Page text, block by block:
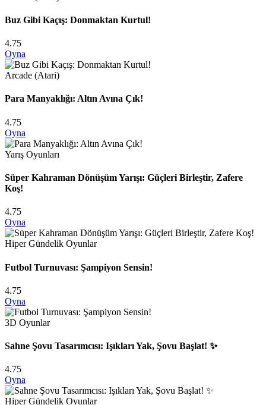
Buz Gibi Kaçış: Donmaktan Kurtul!
4.75
Oyna
Arcade (Atari)
Para Manyaklığı: Altın Avına Çık!
4.75
Oyna
Yarış Oyunları
Süper Kahraman Dönüşüm Yarışı: Güçleri Birleştir, Zafere
Koş!
4.75
Oyna
Hiper Gündelik Oyunlar
Futbol Turnuvası: Şampiyon Sensin!
4.75
Oyna
3D Oyunlar
Sahne Şovu Tasarımcısı: Işıkları Yak, Şovu Başlat! ✨
4.75
Oyna
Hiper Gündelik Oyunlar